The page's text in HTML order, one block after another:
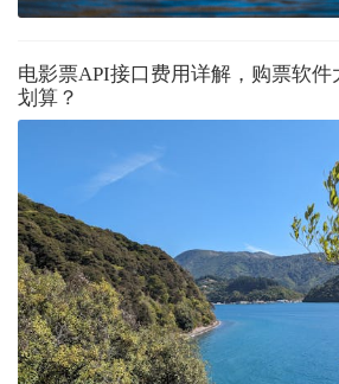
电影票API接口费用详解，购票软
划算？